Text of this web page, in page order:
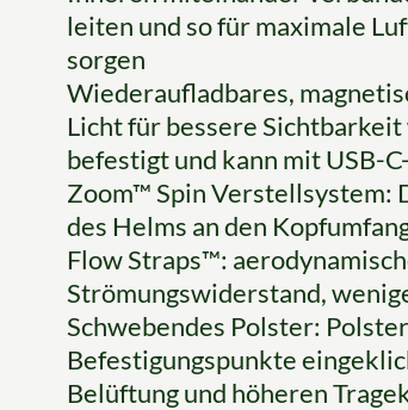
leiten und so für maximale
sorgen
Wiederaufladbares,
Licht für bessere
befestigt und kann mit USB-
Zoom™ Spin Verstellsystem:
des Helms an den
Flow Straps™:
Strömungswiderstand,
Schwebendes Polster:
Befestigungspunkte
Belüftung und höheren